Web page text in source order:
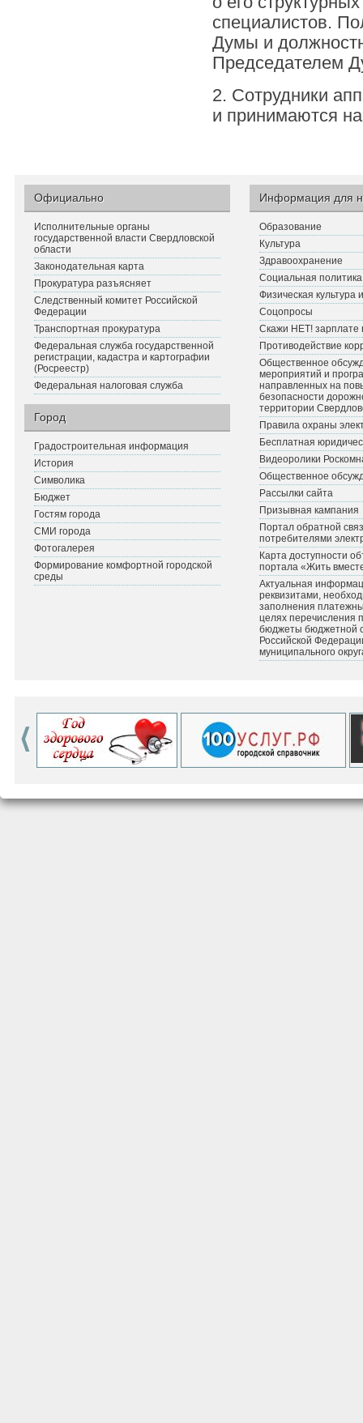
специалистов.
Думы и
Председателем
2. Сотрудники
и принимаются
Официально
Исполнительные органы
государственной власти Свердловской
области
Законодательная карта
Прокуратура разъясняет
Следственный комитет Российской
Федерации
Транспортная прокуратура
Федеральная служба государственной
регистрации, кадастра и картографии
(Росреестр)
Федеральная налоговая служба
Город
Градостроительная информация
История
Символика
Бюджет
Гостям города
СМИ города
Фотогалерея
Формирование комфортной городской
среды
Информация для
Образование
Культура
Здравоохранение
Социальная политика
Физическая культура
Соцопросы
Скажи НЕТ! зарплате
Противодействие
Общественное
мероприятий и
направленных на
безопасности
территории
Правила охраны
Бесплатная
Видеоролики
Общественное
Рассылки сайта
Призывная кампания
Портал обратной
потребителями
Карта доступности
портала «Жить
Актуальная
реквизитами,
заполнения
целях перечисления
бюджеты бюджетной
Российской
муниципального